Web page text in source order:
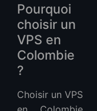
Pourquoi
choisir un
VPS en
Colombie
?
Choisir un VPS